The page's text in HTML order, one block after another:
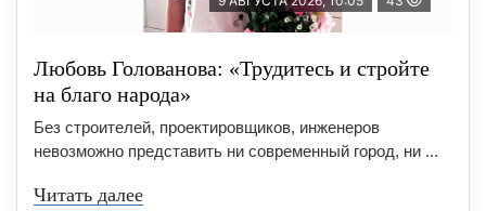
Любовь Голованова: «Трудитесь и стройте
на благо народа»
Без строителей, проектировщиков, инженеров
невозможно представить ни современный город, ни ...
Читать далее